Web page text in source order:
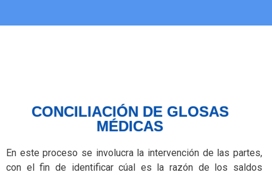
CONCILIACIÓN DE GLOSAS
MÉDICAS
En este proceso se involucra la intervención de las partes,
con el fin de identificar cúal es la razón de los saldos